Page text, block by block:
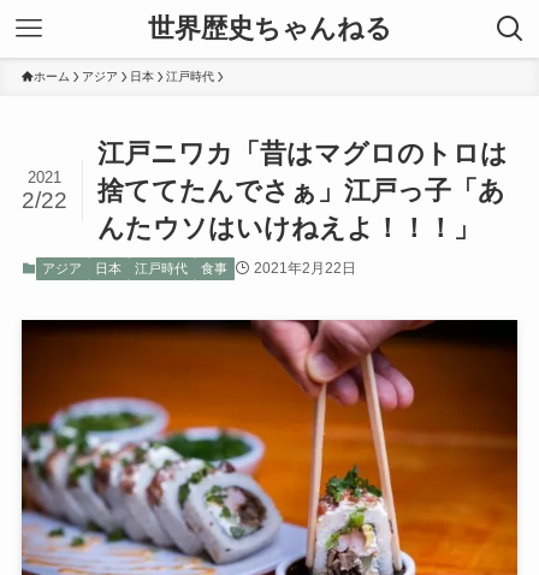
世界歴史ちゃんねる
ホーム アジア 日本 江戸時代
江戸ニワカ「昔はマグロのトロは
捨ててたんでさぁ」江戸っ子「あ
んたウソはいけねえよ！！！」
2021
2/22
アジア 日本 江戸時代 食事 2021年2月22日